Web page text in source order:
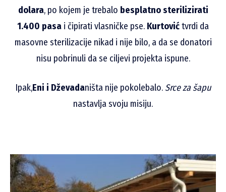
dolara, po kojem je trebalo besplatno sterilizirati
1.400 pasa i čipirati vlasničke pse. Kurtovićtvrdi da
masovne sterilizacije nikad i nije bilo, a da se donatori
nisu pobrinuli da se ciljevi projekta ispune.
Ipak,Eni i Dževadaništa nije pokolebalo. Srce za šapu
nastavlja svoju misiju.